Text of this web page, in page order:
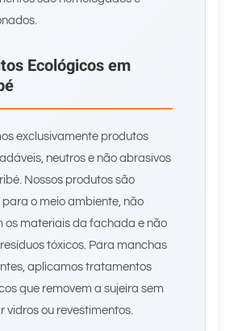
Ecológicos em
exclusivamente produtos
neutros e não abrasivos
Nossos produtos são
para o meio ambiente, não
os materiais da fachada e não
tóxicos. Para manchas
aplicamos tratamentos
que removem a sujeira sem
vidros ou revestimentos.